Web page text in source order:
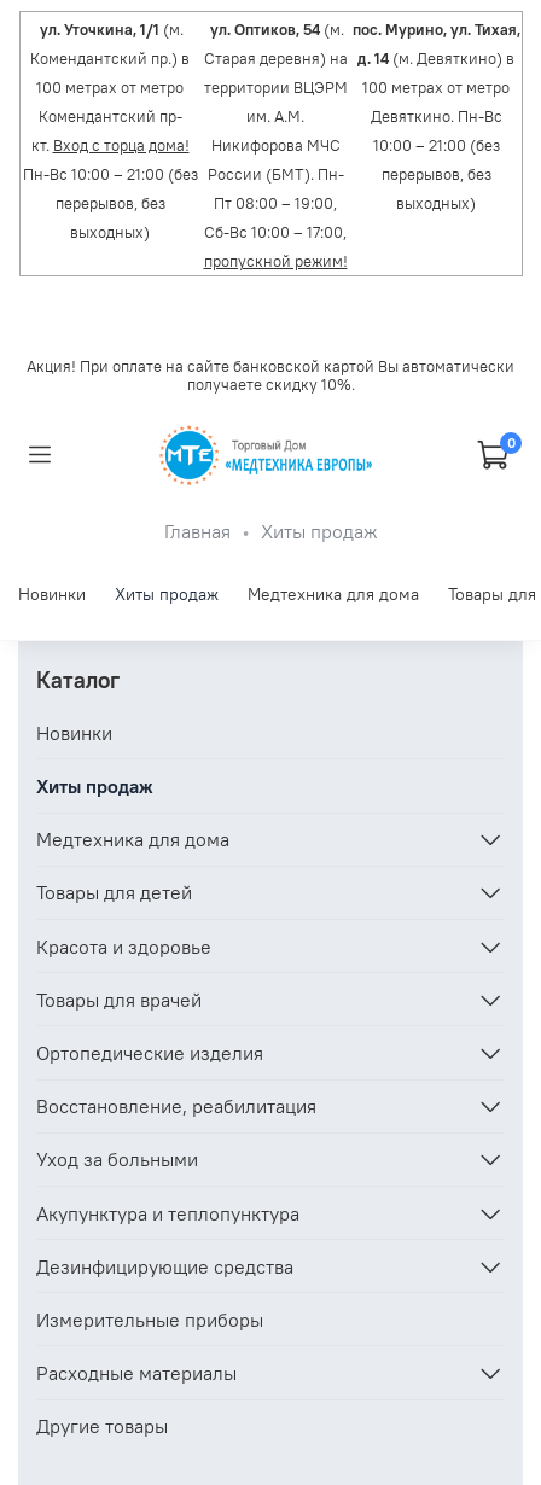
ул. Уточкина, 1/1 (м.
Комендантский пр.) в
100 метрах от метро
Комендантский пр-
кт. Вход с торца дома!
Пн-Вс 10:00 – 21:00 (без
перерывов, без
выходных)
ул. Оптиков, 54 (м.
Старая деревня) на
территории ВЦЭРМ
им. А.М.
Никифорова МЧС
России (БМТ). Пн-
Пт 08:00 – 19:00,
Сб-Вс 10:00 – 17:00,
пропускной режим!
пос. Мурино, ул. Тихая,
д. 14 (м. Девяткино) в
100 метрах от метро
Девяткино. Пн-Вс
10:00 – 21:00 (без
перерывов, без
выходных)
Акция! При оплате на сайте банковской картой Вы автоматически
получаете скидку 10%.
0
Главная Хиты продаж
Новинки Хиты продаж Медтехника для дома Товары для
Каталог
Новинки
Хиты продаж
Медтехника для дома
Товары для детей
Красота и здоровье
Товары для врачей
Ортопедические изделия
Восстановление, реабилитация
Уход за больными
Акупунктура и теплопунктура
Дезинфицирующие средства
Измерительные приборы
Расходные материалы
Другие товары